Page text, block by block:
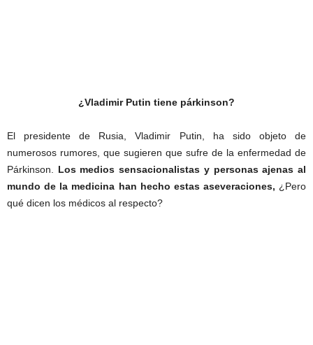
¿Vladimir Putin tiene párkinson?
El presidente de Rusia, Vladimir Putin, ha sido objeto de
numerosos rumores, que sugieren que sufre de la enfermedad de
Párkinson. Los medios sensacionalistas y personas ajenas al
mundo de la medicina han hecho estas aseveraciones, ¿Pero
qué dicen los médicos al respecto?